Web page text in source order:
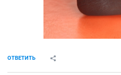
ОТВЕТИТЬ